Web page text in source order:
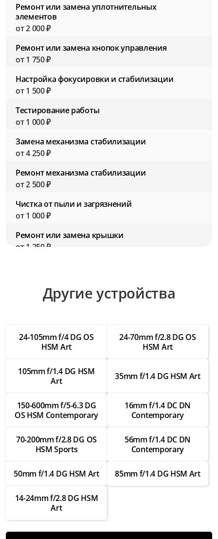
Ремонт или замена уплотнительных
элементов
от 2 000 ₽
Ремонт или замена кнопок управления
от 1 750 ₽
Настройка фокусировки и стабилизации
от 1 500 ₽
Тестирование работы
от 1 000 ₽
Замена механизма стабилизации
от 4 250 ₽
Ремонт механизма стабилизации
от 2 500 ₽
Чистка от пыли и загрязнений
от 1 000 ₽
Ремонт или замена крышки
от 1 250 ₽
Ремонт резьбы для фильтров
от 3 500 ₽
Ремонт шлейфов внутри
от 2 000 ₽
от 3 000 ₽
Ремонт креплений
от 1 750 ₽
Замена байонета
от 2 000 ₽
Замена контактов для передачи данных
Другие устройства
24-105mm f/4 DG OS
HSM Art
24-70mm f/2.8 DG OS
HSM Art
105mm f/1.4 DG HSM
Art
35mm f/1.4 DG HSM Art
150-600mm f/5-6.3 DG
OS HSM Contemporary
16mm f/1.4 DC DN
Contemporary
70-200mm f/2.8 DG OS
HSM Sports
56mm f/1.4 DC DN
Contemporary
50mm f/1.4 DG HSM Art 85mm f/1.4 DG HSM Art
14-24mm f/2.8 DG HSM
Art